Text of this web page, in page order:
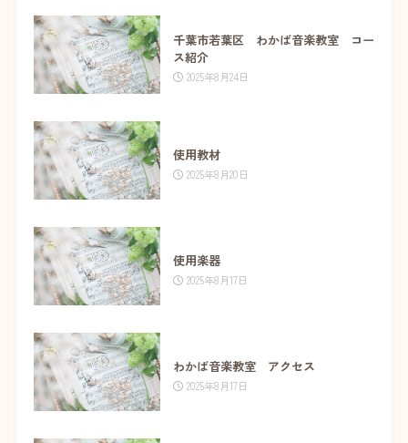
千葉市若葉区 わかば音楽教室 コー
ス紹介
2025年8月24日
使用教材
2025年8月20日
使用楽器
2025年8月17日
わかば音楽教室 アクセス
2025年8月17日